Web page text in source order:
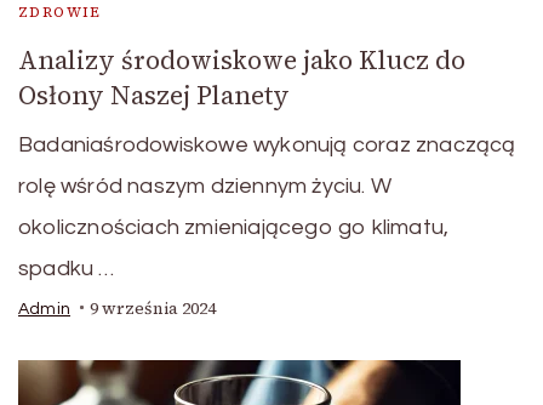
ZDROWIE
Analizy środowiskowe jako Klucz do
Osłony Naszej Planety
Badaniaśrodowiskowe wykonują coraz znaczącą
rolę wśród naszym dziennym życiu. W
okolicznościach zmieniającego go klimatu,
spadku …
Admin 9 września 2024